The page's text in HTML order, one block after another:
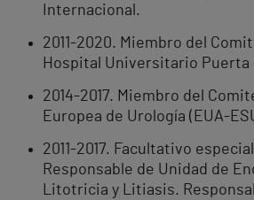
Internacional.
2011-2020. Miembro del
Hospital Universitario Puerta
2014-2017. Miembro del
Europea de Urología (EUA-
2011-2017. Facultativo
Responsable de Unidad de
Litotricia y Litiasis.